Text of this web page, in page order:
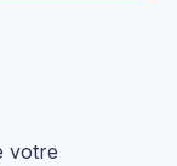
votre